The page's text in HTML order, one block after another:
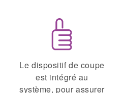
Le dispositif de coupe
est intégré au
système, pour assurer